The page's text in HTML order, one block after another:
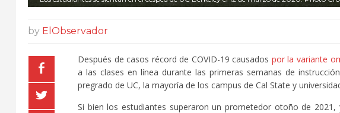
by ElObservador
Después de casos récord de COVID-19 causados por la variante
a las clases en línea durante las primeras semanas de
pregrado de UC, la mayoría de los campus de Cal State y
Si bien los estudiantes superaron un prometedor otoño de